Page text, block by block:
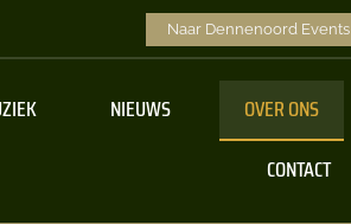
Naar Dennenoord Events
NIEUWS
OVER ONS
CONTACT